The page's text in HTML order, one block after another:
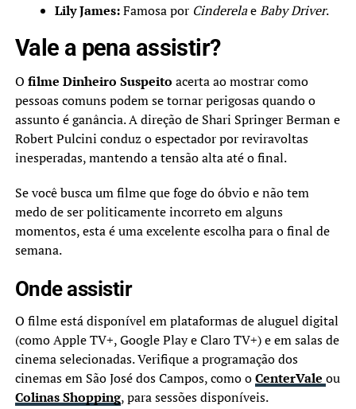
Lily James:Famosa por CinderelaeBaby Driver.
Vale a pena assistir?
O filme Dinheiro Suspeito acerta ao mostrar como
pessoas comuns podem se tornar perigosas quando o
assunto é ganância. A direção de Shari Springer Berman e
Robert Pulcini conduz o espectador por reviravoltas
inesperadas, mantendo a tensão alta até o final.
Se você busca um filme que foge do óbvio e não tem
medo de ser politicamente incorreto em alguns
momentos, esta é uma excelente escolha para o final de
semana.
Onde assistir
O filme está disponível em plataformas de aluguel digital
(como Apple TV+, Google Play e Claro TV+) e em salas de
cinema selecionadas. Verifique a programação dos
cinemas em São José dos Campos, como oCenterVale ou
Colinas Shopping, para sessões disponíveis.